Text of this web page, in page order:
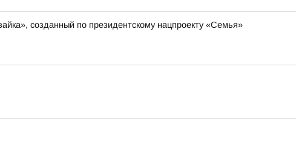
созданный по президентскому нацпроекту «Семья»